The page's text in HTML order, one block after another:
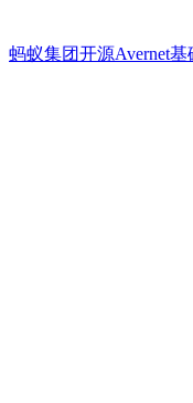
蚂蚁集团开源Avernet